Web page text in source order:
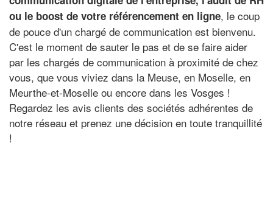
ou le boost de votre référencement en ligne, le coup
de pouce d'un chargé de communication est bienvenu.
C'est le moment de sauter le pas et de se faire aider
par les chargés de communication à proximité de chez
vous, que vous viviez dans la Meuse, en Moselle, en
Meurthe-et-Moselle ou encore dans les Vosges !
Regardez les avis clients des sociétés adhérentes de
notre réseau et prenez une décision en toute tranquillité
!